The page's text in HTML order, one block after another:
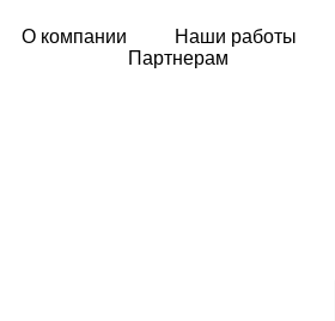
О компании Наши работы
Партнерам